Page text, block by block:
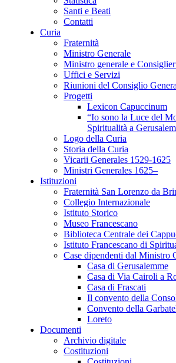
Santi e Beati
Contatti
Curia
Fraternità
Ministro Generale
Ministro generale e
Uffici e Servizi
Riunioni del Consiglio
Progetti
Lexicon Capuccinum
“Io sono la Luce del
Spiritualità a
Logo della Curia
Storia della Curia
Vicarii Generales 1529-1625
Ministri Generales 1625–
Istituzioni
Fraternità San Lorenzo da
Collegio Internazionale
Istituto Storico
Museo Francescano
Biblioteca Centrale dei
Istituto Francescano di
Case dipendenti dal Ministro
Casa di Gerusalemme
Casa di Via Cairoli a
Casa di Frascati
Il convento della
Convento della
Loreto
Documenti
Archivio digitale
Costituzioni